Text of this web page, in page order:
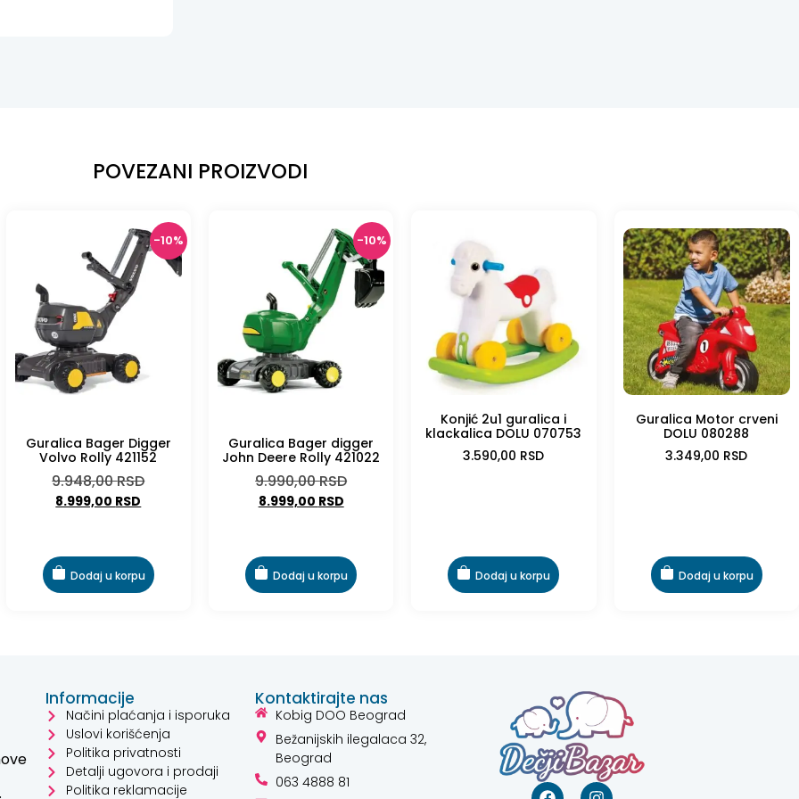
POVEZANI PROIZVODI
-10%
Guralica Bager Digger
Volvo Rolly 421152
9.948,00RSD
8.999,00 RSD
Dodaj u korpu
-10%
Guralica Bager digger
John Deere Rolly 421022
9.990,00RSD
8.999,00 RSD
Dodaj u korpu
Konjić 2u1 guralica i
klackalica DOLU 070753
3.590,00 RSD
Dodaj u korpu
Guralica Motor crveni
DOLU 080288
3.349,00 RSD
Dodaj u korpu
Informacije
Načini plaćanja i isporuka
Uslovi korišćenja
Politika privatnosti
Detalji ugovora i prodaji
Politika reklamacije
Kontaktirajte nas
Kobig DOO Beograd
Bežanijskih ilegalaca 32,
Beograd
063 4888 81